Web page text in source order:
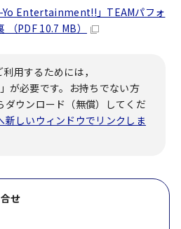
Yo Entertainment!!」TEAMパフォ
PDF 10.7 MB）
用するためには，
が必要です。お持ちでない方
ウンロード（無償）してくだ
しいウィンドウでリンクしま
せ